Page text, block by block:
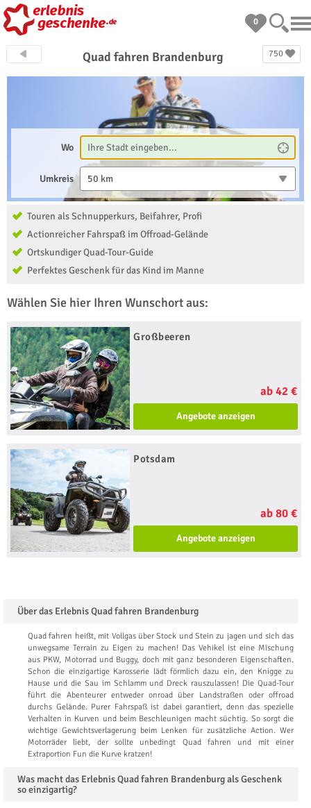
0
750
Quad fahren Brandenburg
Wo
Umkreis 50 km
Touren als Schnupperkurs, Beifahrer, Profi
Actionreicher Fahrspaß im Offroad-Gelände
Ortskundiger Quad-Tour-Guide
Perfektes Geschenk für das Kind im Manne
Wählen Sie hier Ihren Wunschort aus:
Großbeeren
ab 42 €
Angebote anzeigen
Potsdam
ab 80 €
Angebote anzeigen
Über das Erlebnis Quad fahren Brandenburg
Quad fahren heißt, mit Vollgas über Stock und Stein zu jagen und sich das
unwegsame Terrain zu Eigen zu machen! Das Vehikel ist eine Mischung
aus PKW, Motorrad und Buggy, doch mit ganz besonderen Eigenschaften.
Schon die einzigartige Karosserie lädt förmlich dazu ein, den Knigge zu
Hause und die Sau im Schlamm und Dreck rauszulassen! Die Quad-Tour
führt die Abenteurer entweder onroad über Landstraßen oder offroad
durchs Gelände. Purer Fahrspaß ist dabei garantiert, denn das spezielle
Verhalten in Kurven und beim Beschleunigen macht süchtig. So sorgt die
wichtige Gewichtsverlagerung beim Lenken für zusätzliche Action. Wer
Motorräder liebt, der sollte unbedingt Quad fahren und mit einer
Extraportion Fun die Kurve kratzen!
Was macht das Erlebnis Quad fahren Brandenburg als Geschenk
so einzigartig?